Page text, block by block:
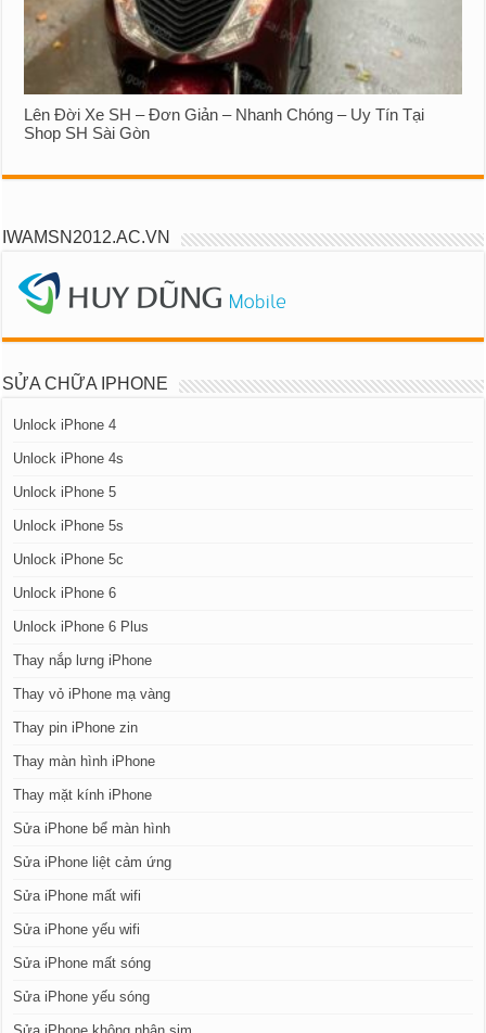
Lên Đời Xe SH – Đơn Giản – Nhanh Chóng – Uy Tín Tại
Shop SH Sài Gòn
IWAMSN2012.AC.VN
SỬA CHỮA IPHONE
Unlock iPhone 4
Unlock iPhone 4s
Unlock iPhone 5
Unlock iPhone 5s
Unlock iPhone 5c
Unlock iPhone 6
Unlock iPhone 6 Plus
Thay nắp lưng iPhone
Thay vỏ iPhone mạ vàng
Thay pin iPhone zin
Thay màn hình iPhone
Thay mặt kính iPhone
Sửa iPhone bể màn hình
Sửa iPhone liệt cảm ứng
Sửa iPhone mất wifi
Sửa iPhone yếu wifi
Sửa iPhone mất sóng
Sửa iPhone yếu sóng